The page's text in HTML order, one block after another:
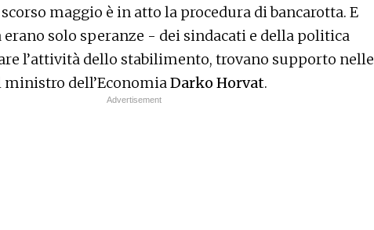
maggio è in atto la procedura di bancarotta. E
solo speranze - dei sindacati e della politica
l’attività dello stabilimento, trovano supporto nelle
dell’EconomiaDarko Horvat.